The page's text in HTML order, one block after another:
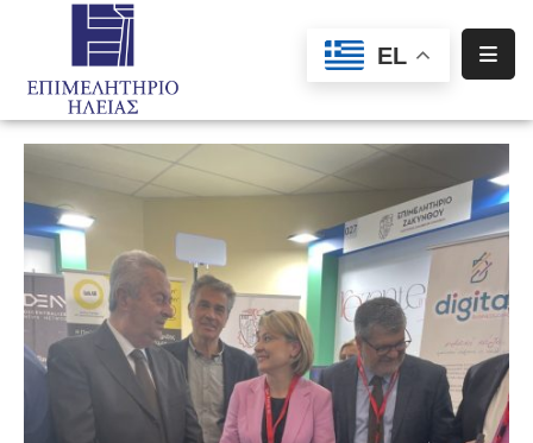
EL
Αρχική
Υπηρεσίες
Ενημέρωση
Σύλλογοι
–
Σωματεία
Ειδική